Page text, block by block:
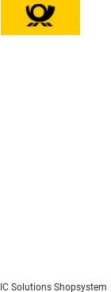
Solutions Shopsystem